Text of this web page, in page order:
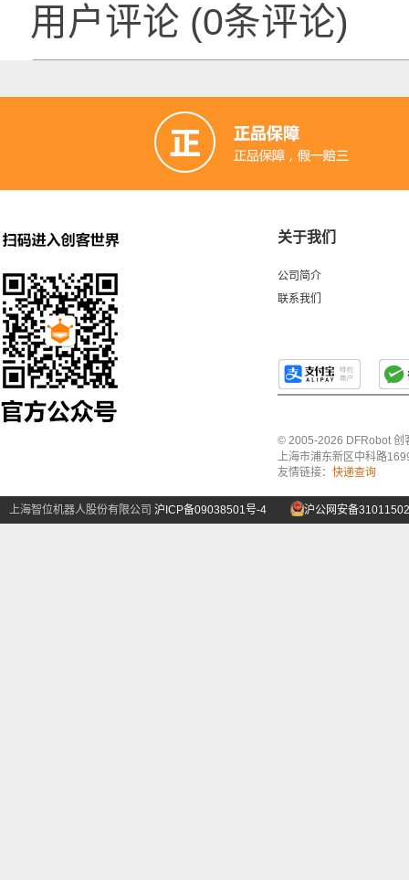
用户评论 (0条评论)
关于我们
公司简介
联系我们
© 2005-2026 DFRobot 创
上海市浦东新区中科路
友情链接： 快递查询
上海智位机器人股份有限公司 沪ICP备09038501号-4 沪公网安备